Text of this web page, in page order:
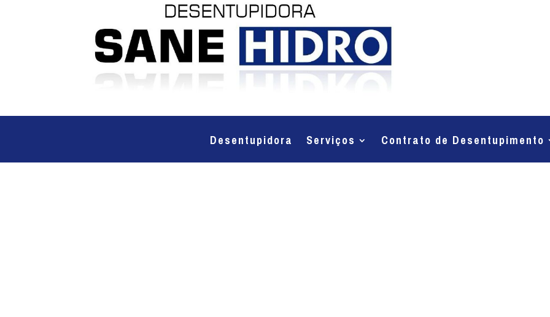
Desentupidora Serviços Contrato de Desentupimento